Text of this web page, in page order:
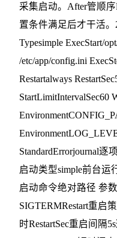
采集启动。After管顺
置条件满足后才干活
Typesimple ExecStart/
/etc/app/config.ini
Restartalways
StartLimitIntervalSec60
StandardErrorjournal
启动类型simple前台运
启动命令绝对路径 参
SIGTERMRestart重启
时RestartSec重启间隔